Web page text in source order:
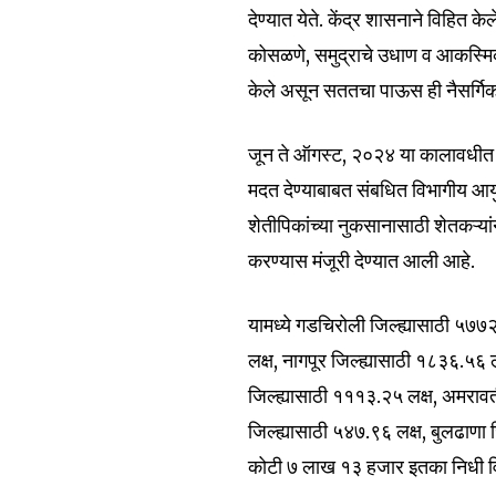
won't spam your inbox. Your
Fans
देण्यात येते. केंद्र शासनाने विहित
कोसळणे, समुद्राचे उधाण व आकस्मिक
केले असून सततचा पाऊस ही
जून ते ऑगस्ट, २०२४ या कालावधीत
मदत देण्याबाबत संबधित विभागीय
शेतीपिकांच्या नुकसानासाठी
करण्यास मंजूरी देण्यात आली आहे.
यामध्ये गडचिरोली जिल्ह्यासाठी
लक्ष, नागपूर जिल्ह्यासाठी १८३६.५६
जिल्ह्यासाठी १११३.२५ लक्ष,
जिल्ह्यासाठी ५४७.९६ लक्ष,
कोटी ७ लाख १३ हजार इतका